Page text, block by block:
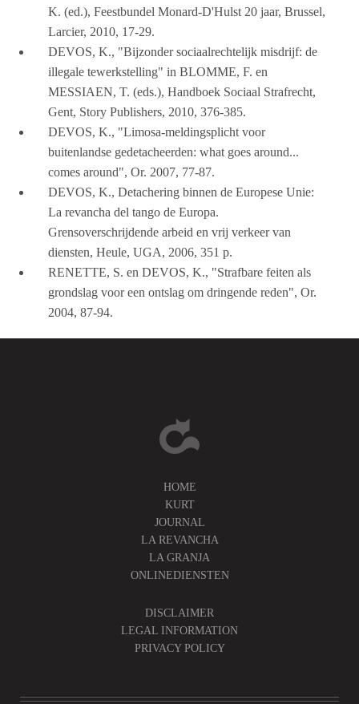
K. (ed.), Feestbundel Monard-D'Hulst 20 jaar, Brussel,
Larcier, 2010, 17-29.
DEVOS, K., "Bijzonder sociaalrechtelijk misdrijf: de
illegale tewerkstelling" in BLOMME, F. en
MESSIAEN, T. (eds.), Handboek Sociaal Strafrecht,
Gent, Story Publishers, 2010, 376-385.
DEVOS, K., "Limosa-meldingsplicht voor
buitenlandse gedetacheerden: what goes around...
comes around", Or. 2007, 77-87.
DEVOS, K., Detachering binnen de Europese Unie:
La revancha del tango de Europa.
Grensoverschrijdende arbeid en vrij verkeer van
diensten, Heule, UGA, 2006, 351 p.
RENETTE, S. en DEVOS, K., "Strafbare feiten als
grondslag voor een ontslag om dringende reden", Or.
2004, 87-94.
HOME
KURT
JOURNAL
LA REVANCHA
LA GRANJA
ONLINEDIENSTEN
DISCLAIMER
LEGAL INFORMATION
PRIVACY POLICY